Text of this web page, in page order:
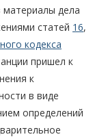
материалы дела
статей 16,
кодекса
пришел к
к
в виде
определений